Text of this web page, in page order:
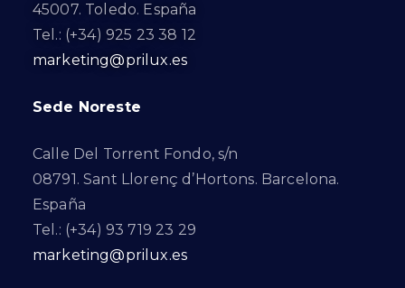
45007. Toledo. España
Tel.: (+34) 925 23 38 12
marketing@prilux.es
Sede Noreste
Calle Del Torrent Fondo, s/n
08791. Sant Llorenç d’Hortons. Barcelona.
España
Tel.: (+34) 93 719 23 29
marketing@prilux.es